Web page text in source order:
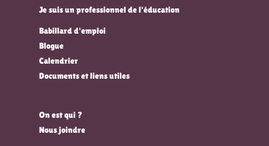
Je suis un professionnel de l'éducation
Babillard d'emploi
Blogue
Calendrier
Documents et liens utiles
On est qui ?
Nous joindre